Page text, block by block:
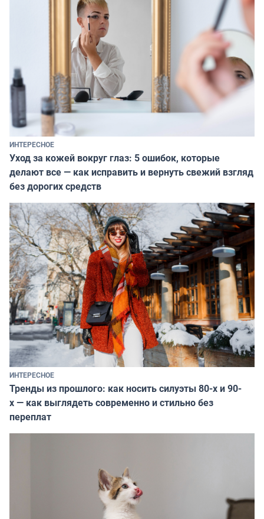
ИНТЕРЕСНОЕ
Уход за кожей вокруг глаз: 5 ошибок, которые
делают все — как исправить и вернуть свежий взгляд
без дорогих средств
ИНТЕРЕСНОЕ
Тренды из прошлого: как носить силуэты 80-х и 90-
х — как выглядеть современно и стильно без
переплат